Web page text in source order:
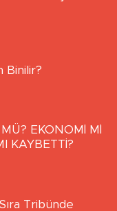
Binilir?
EKONOMİ Mİ
KAYBETTİ?
Tribünde